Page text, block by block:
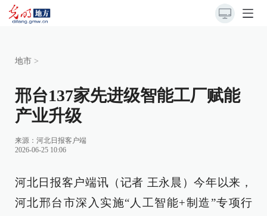
地市 >
邢台137家先进级智能工厂赋能
产业升级
来源： 河北日报客户端
2026-06-25 10:06
河北日报客户端讯（记者 王永晨）今年以来，
河北邢台市深入实施“人工智能+制造”专项行